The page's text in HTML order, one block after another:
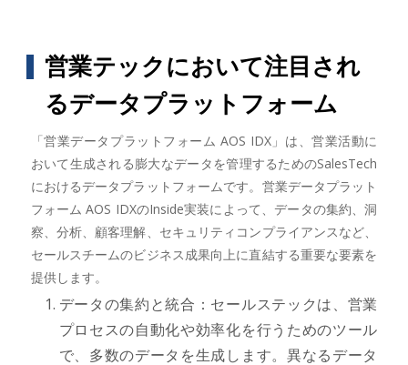
営業テックにおいて注目され
るデータプラットフォーム
「営業データプラットフォーム AOS IDX」は、営業活動に
おいて生成される膨大なデータを管理するためのSalesTech
におけるデータプラットフォームです。営業データプラット
フォーム AOS IDXのInside実装によって、データの集約、洞
察、分析、顧客理解、セキュリティコンプライアンスなど、
セールスチームのビジネス成果向上に直結する重要な要素を
提供します。
データの集約と統合：セールステックは、営業
プロセスの自動化や効率化を行うためのツール
で、多数のデータを生成します。異なるデータ